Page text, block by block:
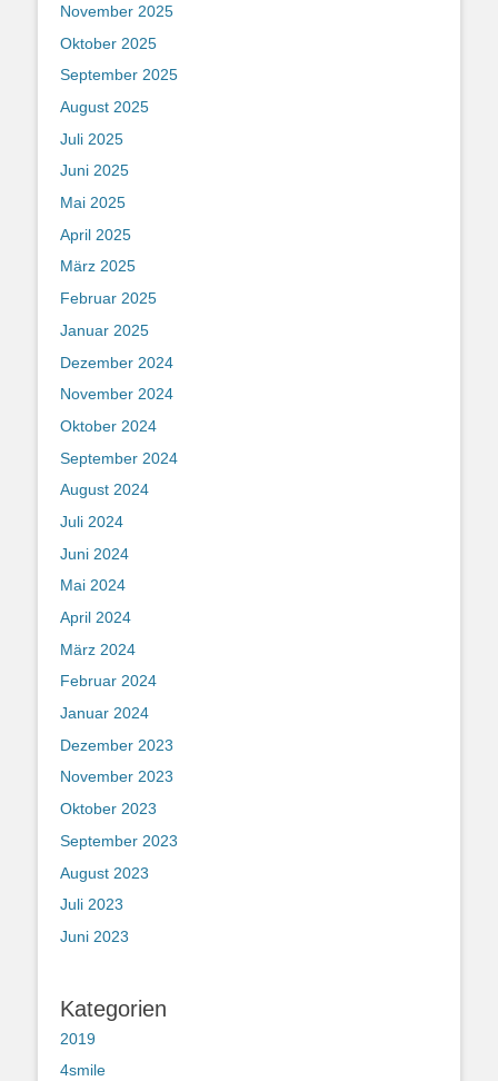
November 2025
Oktober 2025
September 2025
August 2025
Juli 2025
Juni 2025
Mai 2025
April 2025
März 2025
Februar 2025
Januar 2025
Dezember 2024
November 2024
Oktober 2024
September 2024
August 2024
Juli 2024
Juni 2024
Mai 2024
April 2024
März 2024
Februar 2024
Januar 2024
Dezember 2023
November 2023
Oktober 2023
September 2023
August 2023
Juli 2023
Juni 2023
Kategorien
2019
4smile